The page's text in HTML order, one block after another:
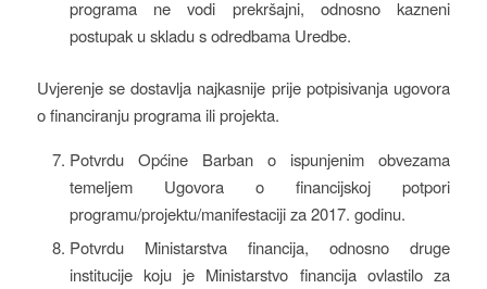
programa ne vodi prekršajni, odnosno kazneni
postupak u skladu s odredbama Uredbe.
Uvjerenje se dostavlja najkasnije prije potpisivanja ugovora
o financiranju programa ili projekta.
Potvrdu Općine Barban o ispunjenim obvezama
temeljem Ugovora o financijskoj potpori
programu/projektu/manifestaciji za 2017. godinu.
Potvrdu Ministarstva financija, odnosno druge
institucije koju je Ministarstvo financija ovlastilo za